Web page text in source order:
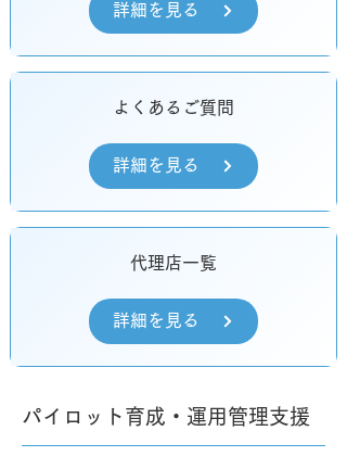
詳細を見る
よくあるご質問
詳細を見る
代理店一覧
詳細を見る
パイロット育成・運用管理支援